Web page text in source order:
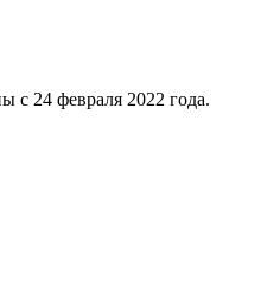
с 24 февраля 2022 года.